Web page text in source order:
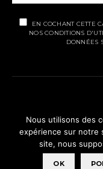
EN COCHANT CETTE
NOS CONDITIONS
DONNÉES
MENTIONS LÉGALES
POLITIQUE DE
© Ti' Piment 2012
Nous utilisons des
expérience sur notre
site, nous
OK